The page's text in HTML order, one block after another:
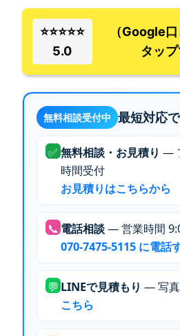
⭐⭐⭐⭐⭐
5.0
（Google口
タップ
無料相談受付中 最短対応
✅ 無料相談・お見積り —
時間受付
お見積りはこちらから
📞 電話相談— 営業時間
070-7475-5115 に電話
💬 LINEで見積もり — 写真
こちら